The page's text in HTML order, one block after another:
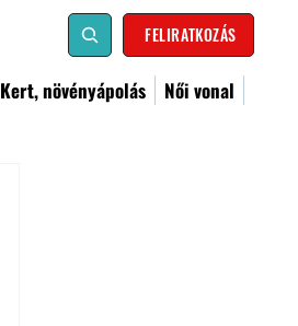
FELIRATKOZÁS
Kert, növényápolás Női vonal